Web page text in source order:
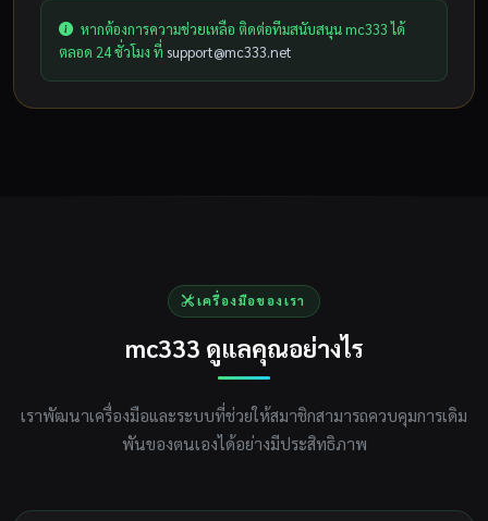
หากต้องการความช่วยเหลือ ติดต่อทีมสนับสนุน mc333 ได้
ตลอด 24 ชั่วโมง ที่ support@mc333.net
เครื่องมือของเรา
mc333 ดูแลคุณอย่างไร
เราพัฒนาเครื่องมือและระบบที่ช่วยให้สมาชิกสามารถควบคุมการเดิม
พันของตนเองได้อย่างมีประสิทธิภาพ